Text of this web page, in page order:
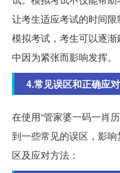
让考生适应考试的时间
模拟考试，考生可以逐
中因为紧张而影响发挥。
4.常见误区和正确应
在使用“管家婆一码一肖
到一些常见的误区，影
区及应对方法：